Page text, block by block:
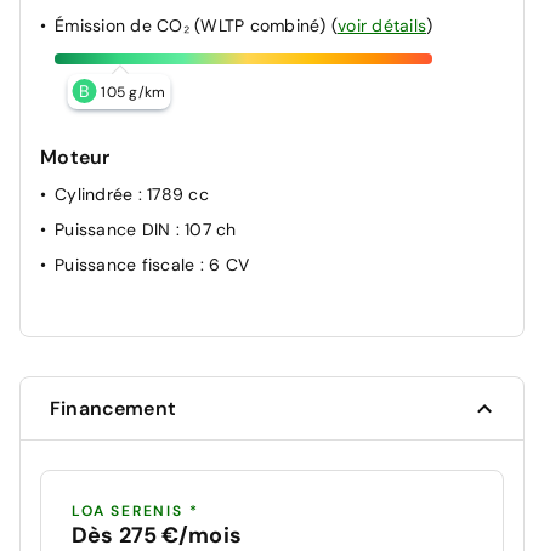
Émission de CO₂ (WLTP combiné) (voir détails)
B 105 g/km
Moteur
Cylindrée : 1789 cc
Puissance DIN : 107 ch
Puissance fiscale : 6 CV
Financement
LOA SERENIS *
Dès 275 €/mois